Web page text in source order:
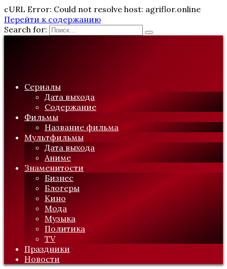
cURL Error: Could not resolve host: agriflor.online
Перейти к содержанию
Search for:
Сериалы
Дата выхода
Содержание
Фильмы
Название фильма
Мультфильмы
Дата выхода
Аниме
Знаменитости
Бизнес
Блогеры
Кино
Мода
Музыка
Политика
TV
Праздники
Новости